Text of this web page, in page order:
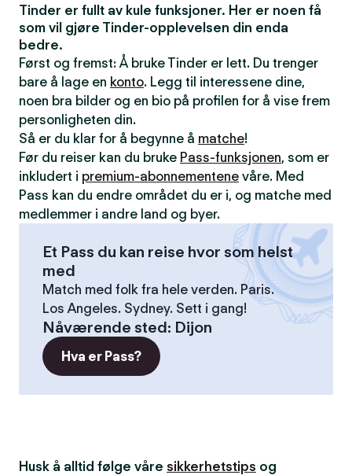
Tinder er fullt av kule funksjoner. Her er noen få
som vil gjøre Tinder-opplevelsen din enda
bedre.
Først og fremst: Å bruke Tinder er lett. Du trenger
bare å lage en konto. Legg til interessene dine,
noen bra bilder og en bio på profilen for å vise frem
personligheten din.
Så er du klar for å begynne å matche!
Før du reiser kan du bruke Pass-funksjonen, som er
inkludert i premium-abonnementene våre. Med
Pass kan du endre området du er i, og matche med
medlemmer i andre land og byer.
Et Pass du kan reise hvor som helst
med
Match med folk fra hele verden. Paris.
Los Angeles. Sydney. Sett i gang!
Nåværende sted: Dijon
Hva er Pass?
Husk å alltid følge våre sikkerhetstips og